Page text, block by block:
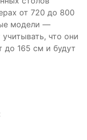
от 720 до 800
модели —
что они
до 165 см и будут